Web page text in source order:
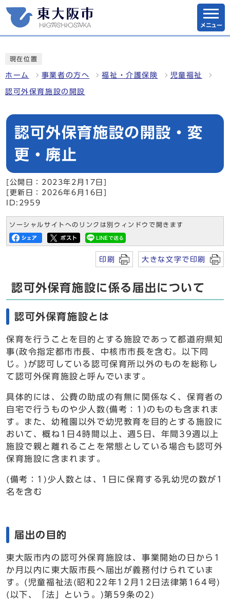
メニュー
現在位置
ホーム 事業者の方へ 福祉・介護保険 児童福祉
認可外保育施設の開設
認可外保育施設の開設・変
更・廃止
[公開日：2023年2月17日]
[更新日：2026年6月16日]
ID:2959
ソーシャルサイトへのリンクは別ウィンドウで開きます
印刷 大きな文字で印刷
認可外保育施設に係る届出について
認可外保育施設とは
保育を行うことを目的とする施設であって都道府県知
事(政令指定都市市長、中核市市長を含む。以下同
じ。)が認可している認可保育所以外のものを総称し
て認可外保育施設と呼んでいます。
具体的には、公費の助成の有無に関係なく、保育者の
自宅で行うものや少人数(備考：1)のものも含まれま
す。また、幼稚園以外で幼児教育を目的とする施設に
おいて、概ね1日4時間以上、週5日、年間39週以上
施設で親と離れることを常態としている場合も認可外
保育施設に含まれます。
(備考：1)少人数とは、1日に保育する乳幼児の数が1
名を含む
届出の目的
東大阪市内の認可外保育施設は、事業開始の日から1
か月以内に東大阪市長へ届出が義務付けられていま
す。(児童福祉法(昭和22年12月12日法律第164号)
(以下、「法」という。)第59条の2)